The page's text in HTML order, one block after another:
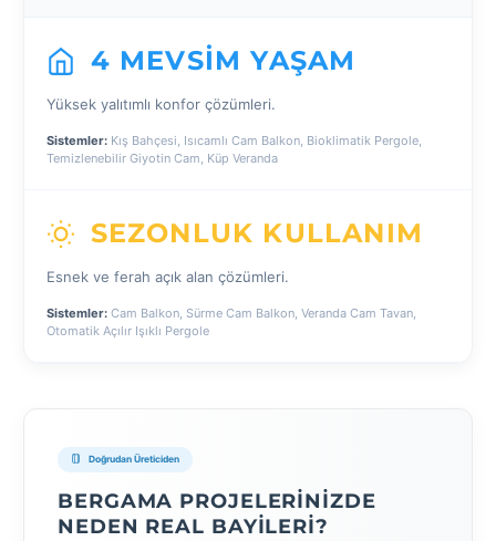
4 MEVSIM YAŞAM
Yüksek yalıtımlı konfor çözümleri.
Sistemler: Kış Bahçesi, Isıcamlı Cam Balkon, Bioklimatik Pergole,
Temizlenebilir Giyotin Cam, Küp Veranda
SEZONLUK KULLANIM
Esnek ve ferah açık alan çözümleri.
Sistemler: Cam Balkon, Sürme Cam Balkon, Veranda Cam Tavan,
Otomatik Açılır Işıklı Pergole
Doğrudan Üreticiden
BERGAMA PROJELERINIZDE
NEDEN REAL BAYILERI?